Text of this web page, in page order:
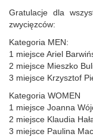
Gratulacje dla
zwycięzców:
Kategoria MEN:
1 miejsce Ariel
2 miejsce Mieszko
3 miejsce Krzysztof
Kategoria WOMEN
1 miejsce Joanna
2 miejsce Klaudia
3 miejsce Paulina